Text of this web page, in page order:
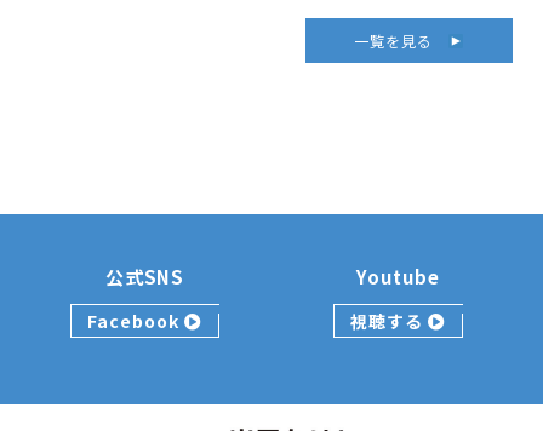
一覧を見る
公式SNS
Facebook
Youtube
視聴する